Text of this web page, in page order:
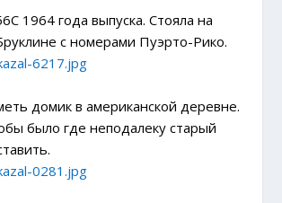
1964 года выпуска. Стояла на
с номерами Пуэрто-Рико.
домик в американской деревне.
было где неподалеку старый